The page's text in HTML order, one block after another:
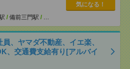
/ 備前三門駅 /
気になる！
、ヤマダ不動産、イエ楽、
、交通費支給有り[アルバイ